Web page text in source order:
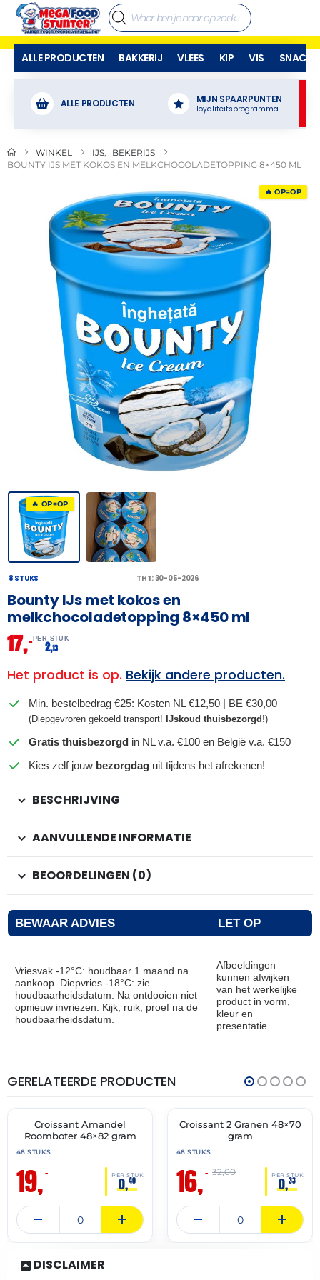
ALLE PRODUCTEN BAKKERIJ VLEES KIP VIS SNACKS
ALLE PRODUCTEN MIJN SPAARPUNTEN
loyaliteitsprogramma
WINKEL IJS
BEKERIJS
BOUNTY IJS MET KOKOS EN MELKCHOCOLADETOPPING 8×450 ML
🔥 OP=OP
🔥 OP=OP
8 STUKS THT: 30-05-2026
Bounty IJs met kokos en
melkchocoladetopping 8×450 ml
17,– PER STUK
2,13
Het product is op. Bekijk andere producten.
Min. bestelbedrag €25: Kosten NL €12,50 | BE €30,00
(Diepgevroren gekoeld transport! IJskoud thuisbezorgd!)
Gratis thuisbezorgd in NL v.a. €100 en België v.a. €150
Kies zelf jouw bezorgdag uit tijdens het afrekenen!
BESCHRIJVING
AANVULLENDE INFORMATIE
BEOORDELINGEN (0)
BEWAAR ADVIES LET OP
Vriesvak -12°C: houdbaar 1 maand na
aankoop. Diepvries -18°C: zie
houdbaarheidsdatum. Na ontdooien niet
opnieuw invriezen. Kijk, ruik, proef na de
houdbaarheidsdatum.
Afbeeldingen
kunnen afwijken
van het werkelijke
product in vorm,
kleur en
presentatie.
GERELATEERDE PRODUCTEN
🔥 OP=OP
THT:
30-
Croissant Amandel
Roomboter 48×82 gram
48 STUKS
19,– PER STUK
0,40
🔥 OP=OP
Croissant 2 Granen 48×70
gram
48 STUKS
16,– PER STUK
0,33
32,00
DISCLAIMER